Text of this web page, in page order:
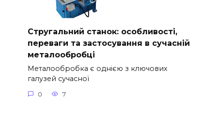
Стругальний станок: особливості,
переваги та застосування в сучасній
металообробці
Металообробка є однією з ключових
галузей сучасної
0 7